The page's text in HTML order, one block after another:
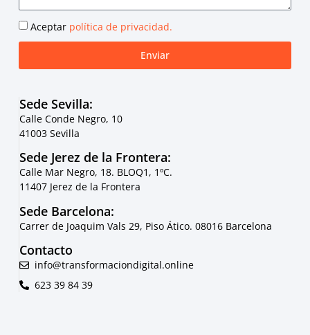
Aceptar política de privacidad.
Enviar
Sede Sevilla:
Calle Conde Negro, 10
41003 Sevilla
Sede Jerez de la Frontera:
Calle Mar Negro, 18. BLOQ1, 1ºC.
11407 Jerez de la Frontera
Sede Barcelona:
Carrer de Joaquim Vals 29, Piso Ático. 08016 Barcelona
Contacto
info@transformaciondigital.online
623 39 84 39